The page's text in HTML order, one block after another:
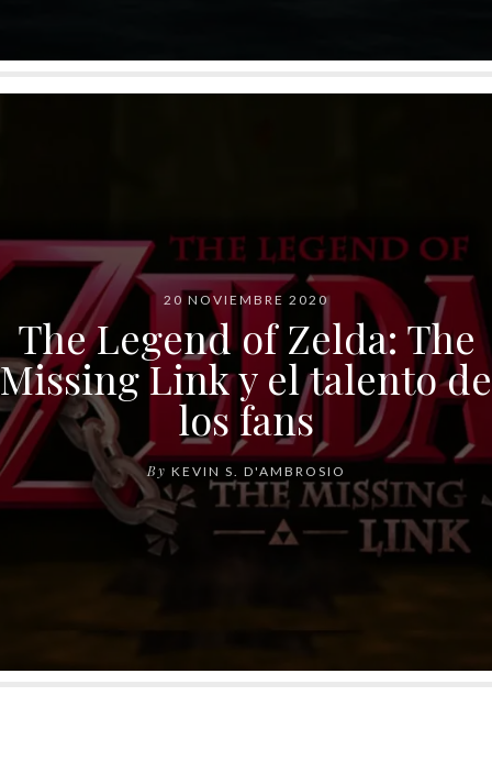
20 NOVIEMBRE 2020
The Legend of Zelda: The
Missing Link y el talento de
los fans
By KEVIN S. D'AMBROSIO